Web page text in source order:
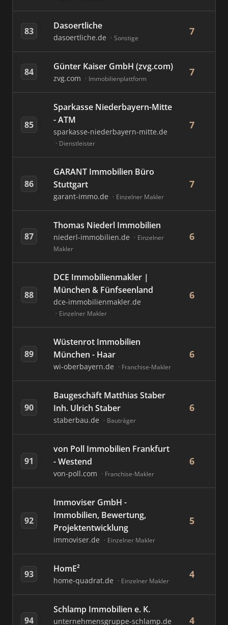
83 Dasoertliche
dasoertliche.de Sonstige
7
84 Günter Kaiser GmbH (zvg.com)
zvg.com Immobilienplattform
7
85
Sparkasse Niederbayern-Mitte
- ATM
sparkasse-niederbayern-mitte.de
Dienstleister
7
86
GARANT Immobilien Büro
Stuttgart
garant-immo.de Einzelner Makler
7
87
Thomas Niederl Immobilien
niederl-immobilien.de
Einzelner
Makler
6
88
DCE Immobilienmakler |
München & Fünfseenland
dce-immobilienmakler.de
Einzelner Makler
6
89
Wüstenrot Immobilien
München - Haar
wi-oberbayern.de Franchise-Makler
6
90
Baugeschäft Matthias Staber
Inh. Ulrich Staber
staberbau.de Bauträger
6
91
von Poll Immobilien Frankfurt
- Westend
von-poll.com Franchise-Makler
6
92
Immoviser GmbH -
Immobilien, Bewertung,
Projektentwicklung
immoviser.de Einzelner Makler
5
93 HomE²
home-quadrat.de Einzelner Makler
4
94
Schlamp Immobilien e. K.
unternehmensgruppe-schlamp.de 4